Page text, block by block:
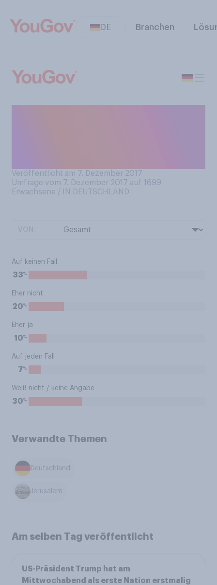
DE Branchen
Veröffentlicht am 7. Dezember 2017
Umfrage vom 7. Dezember 2017 auf 1699
Erwachsene / IN DEUTSCHLAND
Auf keinen Fall
33%
Eher nicht
20%
Eher ja
10%
Auf jeden Fall
7%
Weiß nicht / keine Angabe
30%
Verwandte Themen
Deutschland
Jerusalem
Am selben Tag veröffentlicht
US-Präsident Trump hat am
Mittwochabend als erste Nation erstmalig